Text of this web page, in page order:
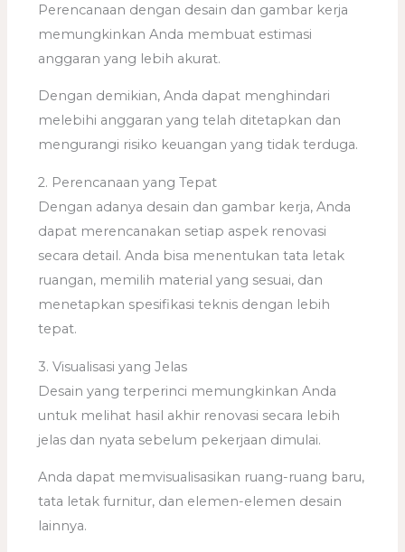
Perencanaan dengan desain dan gambar kerja
memungkinkan Anda membuat estimasi
anggaran yang lebih akurat.
Dengan demikian, Anda dapat menghindari
melebihi anggaran yang telah ditetapkan dan
mengurangi risiko keuangan yang tidak terduga.
2. Perencanaan yang Tepat
Dengan adanya desain dan gambar kerja, Anda
dapat merencanakan setiap aspek renovasi
secara detail. Anda bisa menentukan tata letak
ruangan, memilih material yang sesuai, dan
menetapkan spesifikasi teknis dengan lebih
tepat.
3. Visualisasi yang Jelas
Desain yang terperinci memungkinkan Anda
untuk melihat hasil akhir renovasi secara lebih
jelas dan nyata sebelum pekerjaan dimulai.
Anda dapat memvisualisasikan ruang-ruang baru,
tata letak furnitur, dan elemen-elemen desain
lainnya.